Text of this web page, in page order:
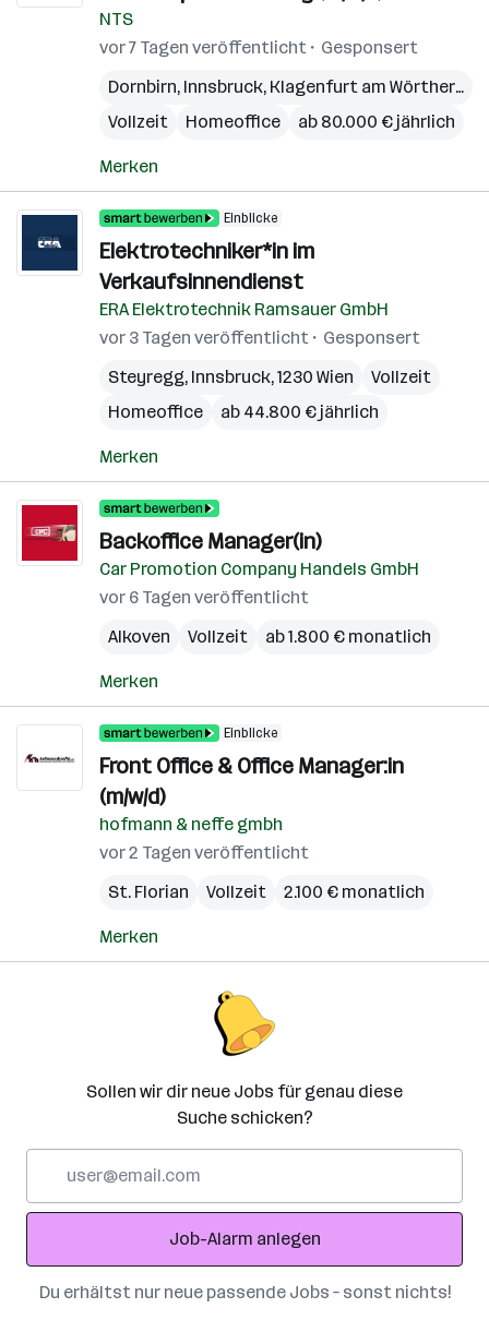
NTS
vor 7 Tagen veröffentlicht
Gesponsert
Dornbirn, Innsbruck, Klagenfurt am Wörthersee
Vollzeit
Homeoffice ab 80.000 € jährlich
Merken
Einblicke
Elektrotechniker*in im
Verkaufsinnendienst
ERA Elektrotechnik Ramsauer GmbH
vor 3 Tagen veröffentlicht
Gesponsert
Steyregg, Innsbruck,1230 Wien
Vollzeit
Homeoffice
ab 44.800 € jährlich
Merken
Backoffice Manager(in)
Car Promotion Company Handels GmbH
vor 6 Tagen veröffentlicht
Alkoven
Vollzeit ab 1.800 € monatlich
Merken
Einblicke
Front Office & Office Manager:in
(m/w/d)
hofmann & neffe gmbh
vor 2 Tagen veröffentlicht
St. Florian
Vollzeit 2.100 € monatlich
Merken
Sollen wir dir neue Jobs für genau diese
Suche schicken?
Adresse
Job-Alarm anlegen
Du erhältst nur neue passende Jobs – sonst nichts!